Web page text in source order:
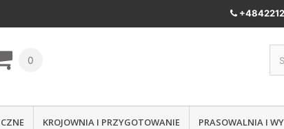
0
KROJOWNIA I PRZYGOTOWANIE PRASOWALNIA I